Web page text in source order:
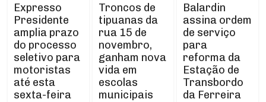
Expresso
Presidente
amplia prazo
do processo
seletivo para
motoristas
até esta
sexta-feira
Troncos de
tipuanas da
rua 15 de
novembro,
ganham nova
vida em
escolas
municipais
Balardin
assina ordem
de serviço
para
reforma da
Estação de
Transbordo
da Ferreira